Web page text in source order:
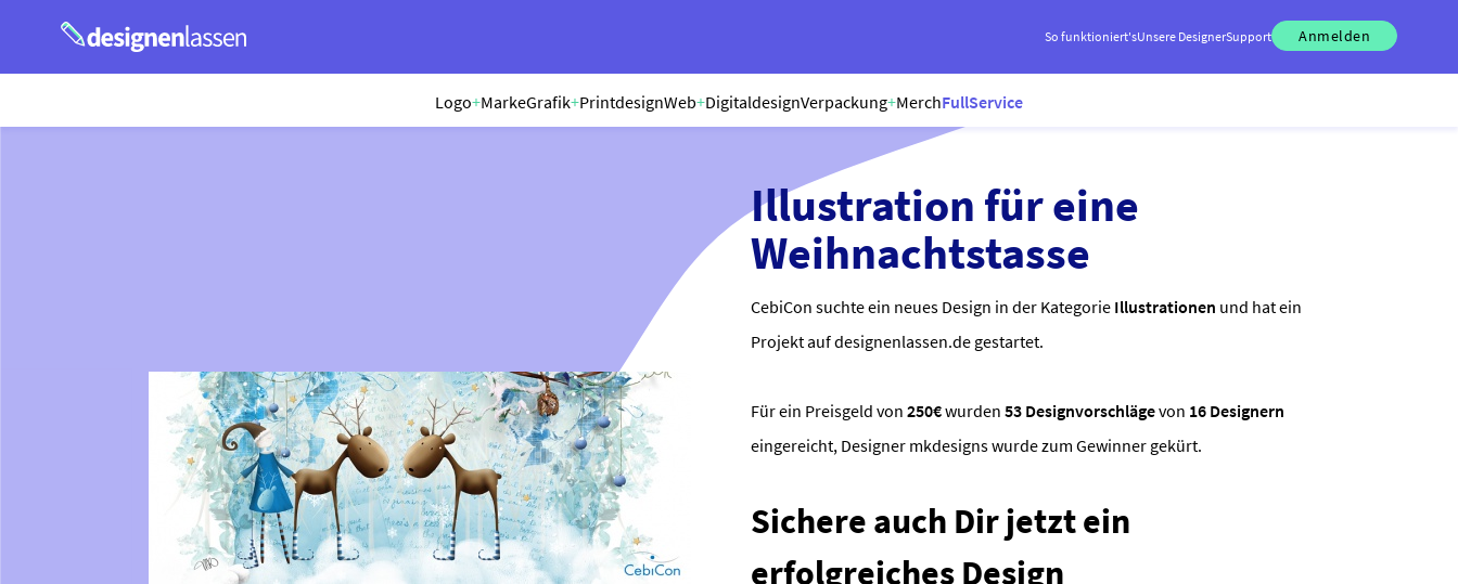
So funktioniert'sUnsere DesignerSupport Anmelden
Logo+MarkeGrafik+PrintdesignWeb+DigitaldesignVerpackung+MerchFullService
Illustration für eine
Weihnachtstasse
CebiCon suchte ein neues Design in der Kategorie Illustrationen und hat ein
Projekt auf designenlassen.de gestartet.
Für ein Preisgeld von 250€wurden 53 Designvorschlägevon 16 Designern
eingereicht, Designer mkdesigns wurde zum Gewinner gekürt.
Sichere auch Dir jetzt ein
erfolgreiches Design